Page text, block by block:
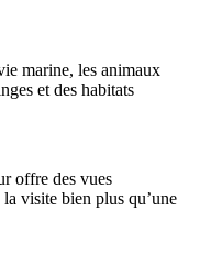
marine, les animaux
et des habitats
offre des vues
visite bien plus qu’une